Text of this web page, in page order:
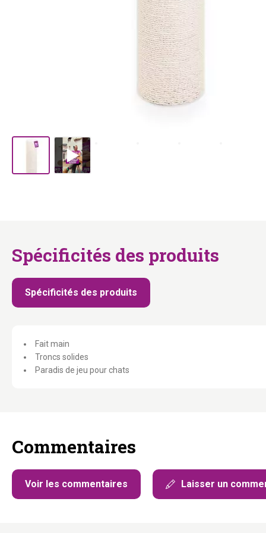
Spécificités des produits
Spécificités des produits
Fait main
Troncs solides
Paradis de jeu pour chats
Commentaires
Voir les commentaires Laisser un